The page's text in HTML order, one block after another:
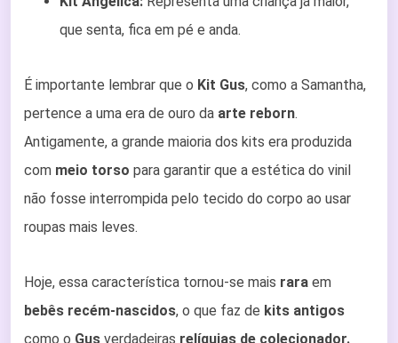
que senta, fica em pé e anda.
É importante lembrar que o Kit Gus, como a Samantha,
pertence a uma era de ouro da arte reborn.
Antigamente, a grande maioria dos kits era produzida
com meio torso para garantir que a estética do vinil
não fosse interrompida pelo tecido do corpo ao usar
roupas mais leves.
Hoje, essa característica tornou-se mais rara em
bebês recém-nascidos, o que faz de kits antigos
como o Gus verdadeiras relíquias de colecionador.